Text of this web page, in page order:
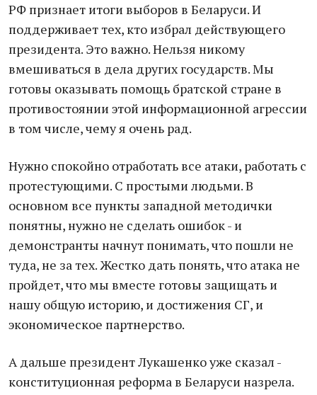
РФ признает итоги выборов в Беларуси. И
поддерживает тех, кто избрал действующего
президента. Это важно. Нельзя никому
вмешиваться в дела других государств. Мы
готовы оказывать помощь братской стране в
противостоянии этой информационной агрессии
в том числе, чему я очень рад.
Нужно спокойно отработать все атаки, работать с
протестующими. С простыми людьми. В
основном все пункты западной методички
понятны, нужно не сделать ошибок - и
демонстранты начнут понимать, что пошли не
туда, не за тех. Жестко дать понять, что атака не
пройдет, что мы вместе готовы защищать и
нашу общую историю, и достижения СГ, и
экономическое партнерство.
А дальше президент Лукашенко уже сказал -
конституционная реформа в Беларуси назрела.